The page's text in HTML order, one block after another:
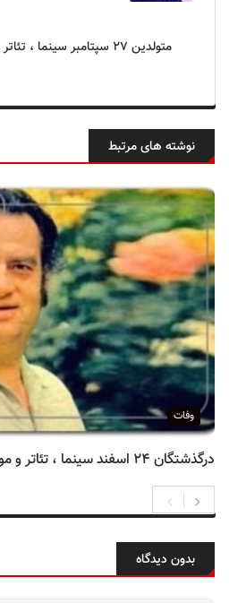
متولدین ۲۷ سپتامبر سینما ،
نوشته های مرتبط
وفات
درگذشتگان ۲۴ اسفند سینما ، تئاتر و موسیقی؛ حسین امیرفضلی
بدون دیدگاه